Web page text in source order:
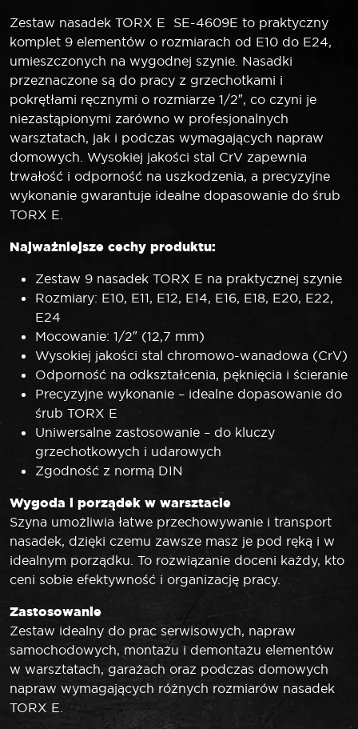
Zestaw nasadek TORX E SE-4609E to praktyczny
komplet 9 elementów o rozmiarach od E10 do E24,
umieszczonych na wygodnej szynie. Nasadki
przeznaczone są do pracy z grzechotkami i
pokrętłami ręcznymi o rozmiarze 1/2″, co czyni je
niezastąpionymi zarówno w profesjonalnych
warsztatach, jak i podczas wymagających napraw
domowych. Wysokiej jakości stal CrV zapewnia
trwałość i odporność na uszkodzenia, a precyzyjne
wykonanie gwarantuje idealne dopasowanie do śrub
TORX E.
Najważniejsze cechy produktu:
Zestaw 9 nasadek TORX E na praktycznej szynie
Rozmiary: E10, E11, E12, E14, E16, E18, E20, E22,
E24
Mocowanie: 1/2″ (12,7 mm)
Wysokiej jakości stal chromowo-wanadowa (CrV)
Odporność na odkształcenia, pęknięcia i ścieranie
Precyzyjne wykonanie – idealne dopasowanie do
śrub TORX E
Uniwersalne zastosowanie – do kluczy
grzechotkowych i udarowych
Zgodność z normą DIN
Wygoda i porządek w warsztacie
Szyna umożliwia łatwe przechowywanie i transport
nasadek, dzięki czemu zawsze masz je pod ręką i w
idealnym porządku. To rozwiązanie doceni każdy, kto
ceni sobie efektywność i organizację pracy.
Zastosowanie
Zestaw idealny do prac serwisowych, napraw
samochodowych, montażu i demontażu elementów
w warsztatach, garażach oraz podczas domowych
napraw wymagających różnych rozmiarów nasadek
TORX E.